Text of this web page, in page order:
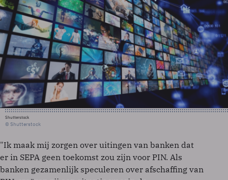
Shutterstock
© Shutterstock
"Ik maak mij zorgen over uitingen van banken dat
er in SEPA geen toekomst zou zijn voor PIN. Als
banken gezamenlijk speculeren over afschaffing van